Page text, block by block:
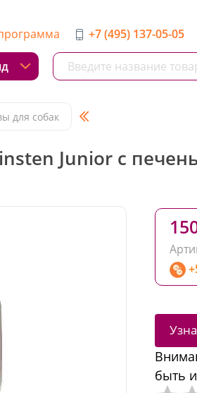
+7 (495) 137-05-05
для собак
Junior с
быть